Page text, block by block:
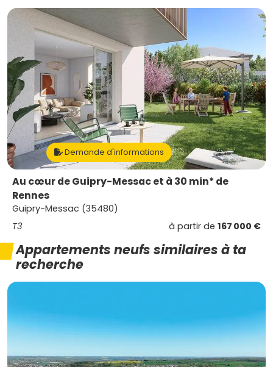
Demande d'informations
Au cœur de Guipry-Messac et à 30 min* de
Rennes
Guipry-Messac (35480)
T3
à partir de 167 000 €
Appartements neufs similaires à ta
recherche